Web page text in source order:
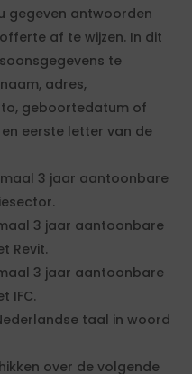
gegeven antwoorden
af te wijzen. In dit
te
adres,
geboortedatum of
eerste letter van de
3 jaar aantoonbare
3 jaar aantoonbare
Revit.
3 jaar aantoonbare
IFC.
taal in woord
over de volgende